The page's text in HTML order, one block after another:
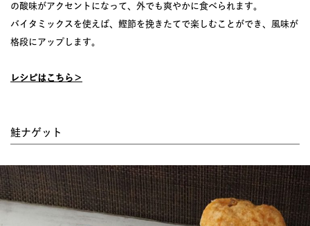
の酸味がアクセントになって、外でも爽やかに食べられます。
バイタミックスを使えば、鰹節を挽きたてで楽しむことができ、風味が
格段にアップします。
レシピはこちら＞
鮭ナゲット